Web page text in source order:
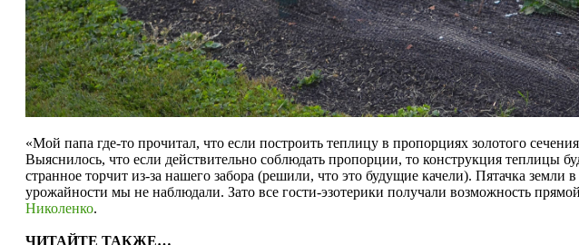
«Мой папа где-то прочитал, что если построить теплицу в пропорциях золотого
Выяснилось, что если действительно соблюдать пропорции, то конструкция теплицы
странное торчит из-за нашего забора (решили, что это будущие качели). Пятачка земли
урожайности мы не наблюдали. Зато все гости-эзотерики получали возможность
Николенко.
ЧИТАЙТЕ ТАКЖЕ…